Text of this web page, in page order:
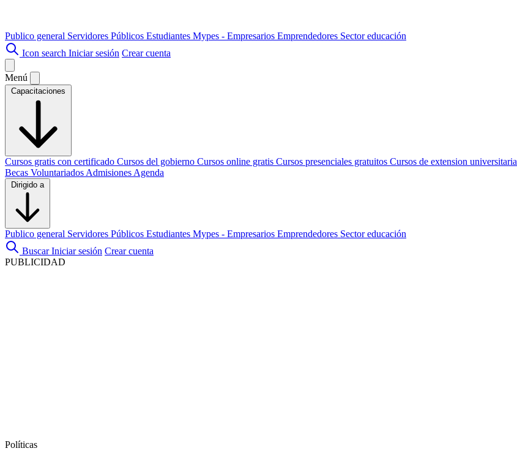
Publico general Servidores Públicos Estudiantes Mypes - Empresarios Emprendedores Sector educación
Icon search Iniciar sesión Crear cuenta
Menú
Capacitaciones
Cursos gratis con certificado Cursos del gobierno Cursos online gratis Cursos presenciales gratuitos Cursos de extension universitaria
Becas Voluntariados Admisiones Agenda
Dirigido a
Publico general Servidores Públicos Estudiantes Mypes - Empresarios Emprendedores Sector educación
Buscar Iniciar sesión Crear cuenta
PUBLICIDAD
Políticas